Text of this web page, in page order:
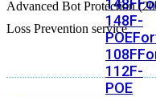
148F
148F-
POE
108F
112F-
POE
Advanced Bot Protection
Loss Prevention service